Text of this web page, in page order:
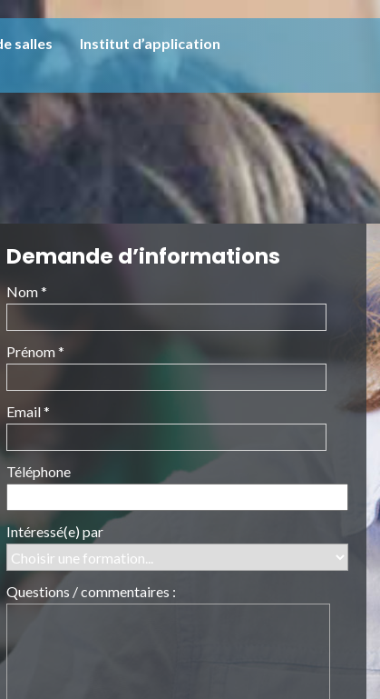
salles
Institut d’application
Demande d’informations
Nom *
Prénom *
Email *
Téléphone
Intéressé(e) par
Questions / commentaires :